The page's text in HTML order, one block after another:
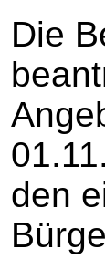
Die
den